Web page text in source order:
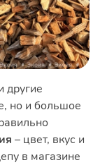
другие
но и большое
– цвет, вкус и
в магазине